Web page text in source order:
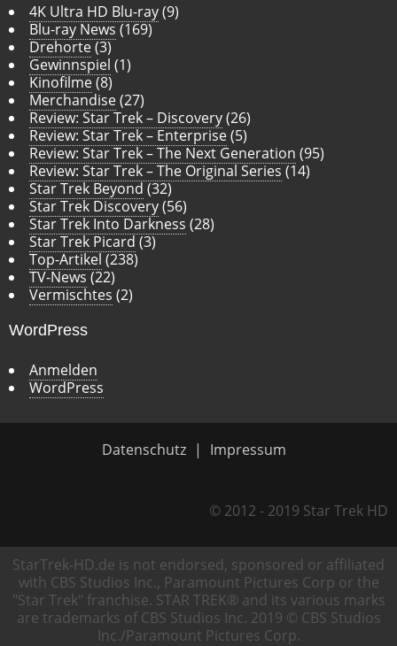
4K Ultra HD Blu-ray(9)
Blu-ray News (169)
Drehorte(3)
Gewinnspiel (1)
Kinofilme(8)
Merchandise(27)
Review: Star Trek – Discovery(26)
Review: Star Trek – Enterprise(5)
Review: Star Trek – The Next Generation (95)
Review: Star Trek – The Original Series (14)
Star Trek Beyond (32)
Star Trek Discovery(56)
Star Trek Into Darkness (28)
Star Trek Picard (3)
Top-Artikel (238)
TV-News (22)
Vermischtes (2)
WordPress
Anmelden
WordPress
Datenschutz Impressum
© 2012 - 2019 Star Trek HD
StarTrek-HD.de is not endorsed, sponsored or affiliated
with CBS Studios Inc., Paramount Pictures Corp or the
"Star Trek" franchise. STAR TREK® and its various marks
are trademarks of CBS Studios Inc. 2019 © CBS Studios
Inc./Paramount Pictures Corp.